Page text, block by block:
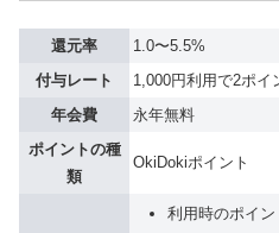
還元率
1.0〜5.5%
付与レート
1,000円利用で2ポイ
年会費
永年無料
ポイントの種
類
OkiDokiポイント
利用時のポイ